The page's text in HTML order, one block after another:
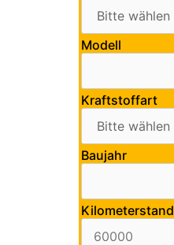
Modell
Kraftstoffart
Baujahr
Kilometerstand